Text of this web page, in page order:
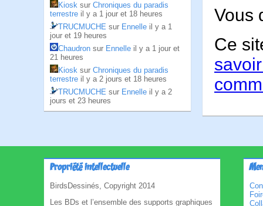
Kiosk sur Chroniques du paradis
terrestre il y a 1 jour et 18 heures
TRUCMUCHE sur Ennelle il y a 1
jour et 19 heures
Chaudron sur Ennelle il y a 1 jour et
21 heures
Kiosk sur Chroniques du paradis
terrestre il y a 2 jours et 18 heures
TRUCMUCHE sur Ennelle il y a 2
jours et 23 heures
Vous
Ce
Propriété intellectuelle
BirdsDessinés, Copyright 2014
Les BDs et l’ensemble des supports graphiques